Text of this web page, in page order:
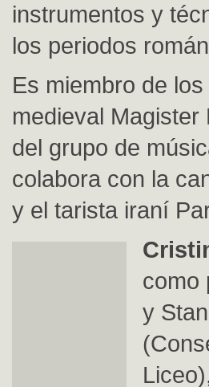
instrumentos y
los periodos
Es miembro de
medieval
del grupo de
colabora con la
y el tarista iraní
como
y